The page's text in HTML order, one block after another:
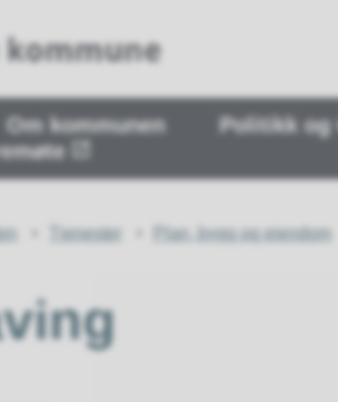
Om kommunen Politikk og
Tjenester Plan, bygg og eiendom